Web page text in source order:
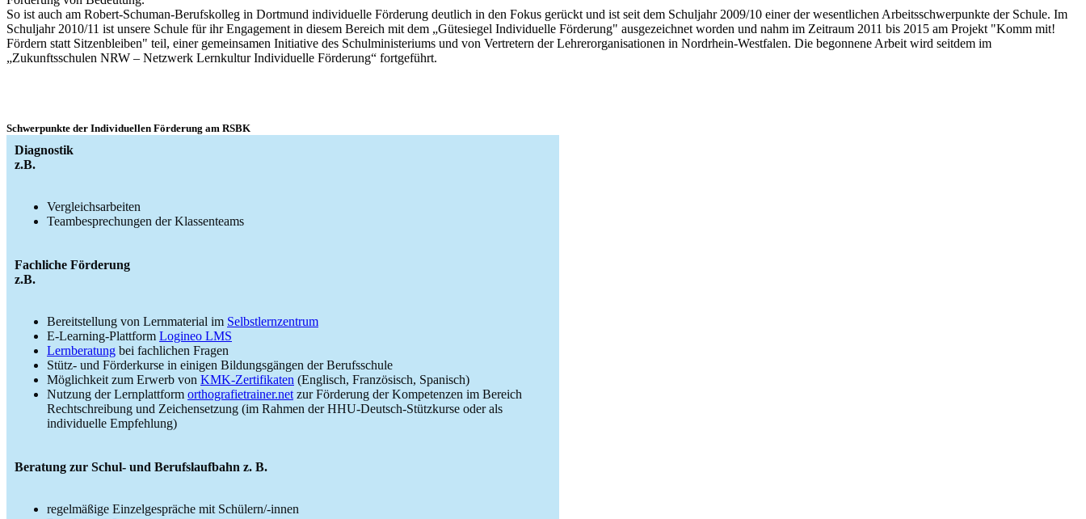
So ist auch am Robert-Schuman-Berufskolleg in Dortmund individuelle Förderung deutlich in den Fokus gerückt und ist seit dem Schuljahr 2009/10 einer der wesentlichen Arbeitsschwerpunkte der Schule. Im
Schuljahr 2010/11 ist unsere Schule für ihr Engagement in diesem Bereich mit dem „Gütesiegel Individuelle Förderung" ausgezeichnet worden und nahm im Zeitraum 2011 bis 2015 am Projekt "Komm mit!
Fördern statt Sitzenbleiben" teil, einer gemeinsamen Initiative des Schulministeriums und von Vertretern der Lehrerorganisationen in Nordrhein-Westfalen. Die begonnene Arbeit wird seitdem im
„Zukunftsschulen NRW – Netzwerk Lernkultur Individuelle Förderung“ fortgeführt.
Schwerpunkte der Individuellen Förderung am RSBK
Diagnostik
z.B.
Vergleichsarbeiten
Teambesprechungen der Klassenteams
Fachliche Förderung
z.B.
Bereitstellung von Lernmaterial im Selbstlernzentrum
E-Learning-Plattform Logineo LMS
Lernberatung bei fachlichen Fragen
Stütz- und Förderkurse in einigen Bildungsgängen der Berufsschule
Möglichkeit zum Erwerb von KMK-Zertifikaten (Englisch, Französisch, Spanisch)
Nutzung der Lernplattform orthografietrainer.net zur Förderung der Kompetenzen im Bereich
Rechtschreibung und Zeichensetzung (im Rahmen der HHU-Deutsch-Stützkurse oder als
individuelle Empfehlung)
Beratung zur Schul- und Berufslaufbahn z. B.
regelmäßige Einzelgespräche mit Schülern/-innen